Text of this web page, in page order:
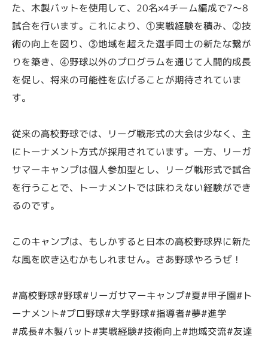
た、木製バットを使用して、20名×4チーム編成で7～8
試合を行います。これにより、①実戦経験を積み、②技
術の向上を図り、③地域を超えた選手同士の新たな繋が
りを築き、④野球以外のプログラムを通じて人間的成長
を促し、将来の可能性を広げることが期待されていま
す。
従来の高校野球では、リーグ戦形式の大会は少なく、主
にトーナメント方式が採用されています。一方、リーガ
サマーキャンプは個人参加型とし、リーグ戦形式で試合
を行うことで、トーナメントでは味わえない経験ができ
るのです。
このキャンプは、もしかすると日本の高校野球界に新た
な風を吹き込むかもしれません。さあ野球やろうぜ！
#高校野球#野球#リーガサマーキャンプ#夏#甲子園#ト
ーナメント#プロ野球#大学野球#指導者#夢#進学
#成長#木製バット#実戦経験#技術向上#地域交流#友達